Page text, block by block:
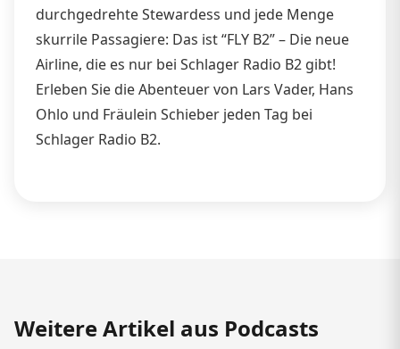
durchgedrehte Stewardess und jede Menge
skurrile Passagiere: Das ist “FLY B2” – Die neue
Airline, die es nur bei Schlager Radio B2 gibt!
Erleben Sie die Abenteuer von Lars Vader, Hans
Ohlo und Fräulein Schieber jeden Tag bei
Schlager Radio B2.
Weitere Artikel aus Podcasts